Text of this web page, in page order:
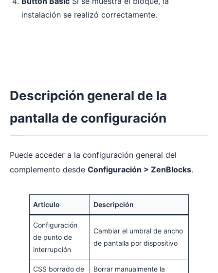
instalación se realizó correctamente.
Descripción general de la
pantalla de configuración
Puede acceder a la configuración general del
complemento desde Configuración > ZenBlocks.
Artículo Descripción
Configuración
de punto de
interrupción
Cambiar el umbral de ancho
de pantalla por dispositivo
CSS borrado de
Borrar manualmente la